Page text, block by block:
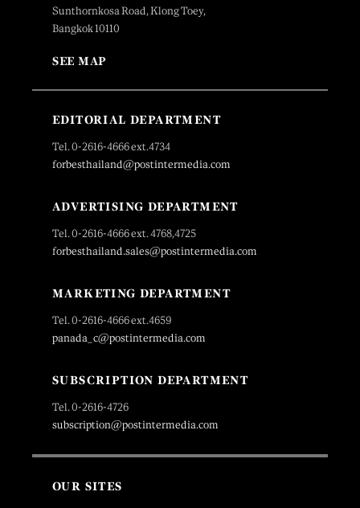
Sunthornkosa Road, Klong Toey,
Bangkok 10110
SEE MAP
EDITORIAL DEPARTMENT
Tel. 0-2616-4666 ext.4734
forbesthailand@postintermedia.com
ADVERTISING DEPARTMENT
Tel. 0-2616-4666 ext. 4768,4725
forbesthailand.sales@postintermedia.com
MARKETING DEPARTMENT
Tel. 0-2616-4666 ext.4659
panada_c@postintermedia.com
SUBSCRIPTION DEPARTMENT
Tel. 0-2616-4726
subscription@postintermedia.com
OUR SITES